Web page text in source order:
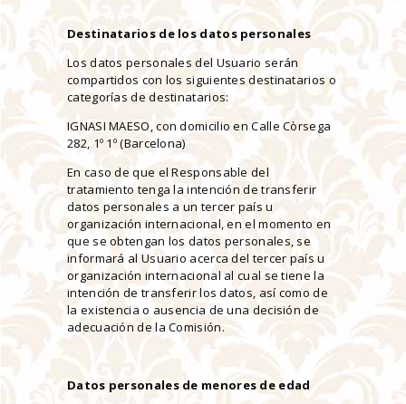
Destinatarios de los datos personales
Los datos personales del Usuario serán
compartidos con los siguientes destinatarios o
categorías de destinatarios:
IGNASI MAESO, con domicilio en Calle Còrsega
282, 1º 1º (Barcelona)
En caso de que el Responsable del
tratamiento tenga la intención de transferir
datos personales a un tercer país u
organización internacional, en el momento en
que se obtengan los datos personales, se
informará al Usuario acerca del tercer país u
organización internacional al cual se tiene la
intención de transferir los datos, así como de
la existencia o ausencia de una decisión de
adecuación de la Comisión.
Datos personales de menores de edad